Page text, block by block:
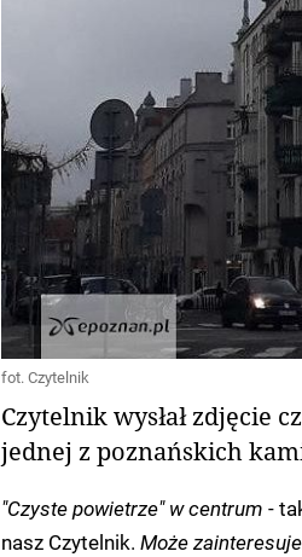
fot. Czytelnik
Czytelnik wysłał zdjęcie
jednej z poznańskich
"Czyste powietrze" w centrum -
nasz Czytelnik. Może